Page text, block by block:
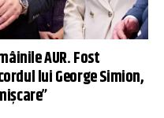
AUR. Fost
lui George Simion,